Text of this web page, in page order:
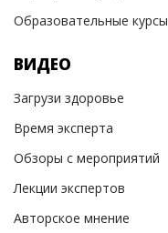
Образовательные курсы
ВИДЕО
Загрузи здоровье
Время эксперта
Обзоры с мероприятий
Лекции экспертов
Авторское мнение